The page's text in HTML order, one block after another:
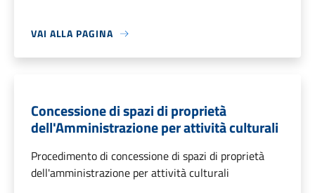
VAI ALLA PAGINA
Concessione di spazi di proprietà
dell'Amministrazione per attività culturali
Procedimento di concessione di spazi di proprietà
dell'amministrazione per attività culturali